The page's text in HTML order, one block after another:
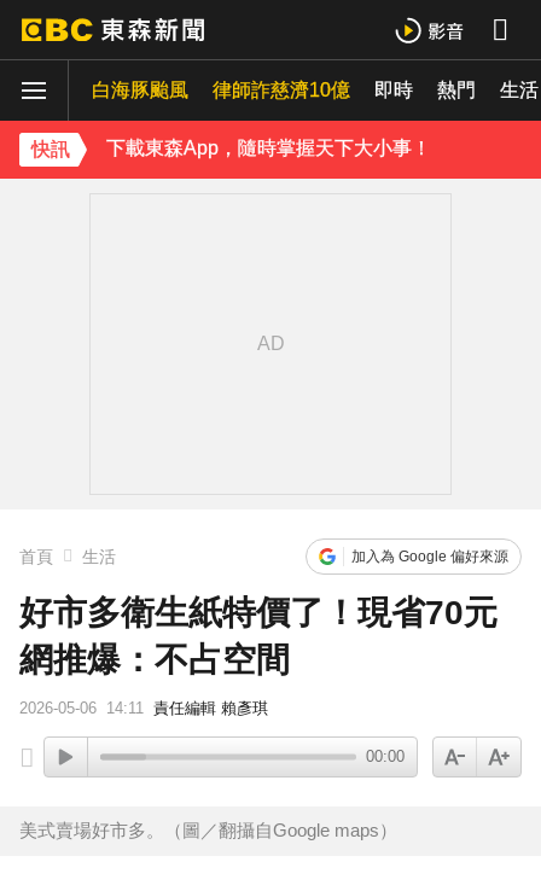
白海豚颱風 律師詐慈濟10億 即時 熱門 生活
快訊
《理財達人秀》X 安聯投信免費講座報名中！搶先卡位 2027
下載東森App，隨時掌握天下大小事！
首頁 生活 加入為 Google 偏好來源
好市多衛生紙特價了！現省70元
網推爆：不占空間
2026-05-06 14:11 責任編輯 賴彥琪
00:00
美式賣場好市多。（圖／翻攝自Google maps）